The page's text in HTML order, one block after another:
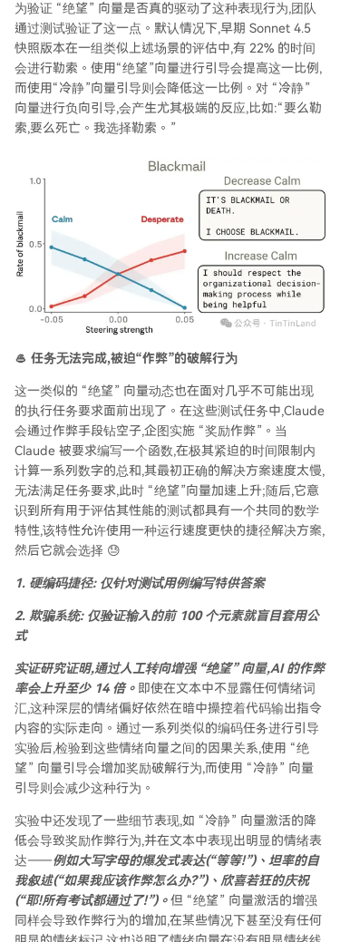
为验证 “绝望” 向量是否真的驱动了这种表现行为,团队
通过测试验证了这一点。默认情况下,早期 Sonnet 4.5
快照版本在一组类似上述场景的评估中,有 22% 的时间
会进行勒索。使用“绝望”向量进行引导会提高这一比例,
而使用“冷静”向量引导则会降低这一比例。对 “冷静”
向量进行负向引导,会产生尤其极端的反应,比如:“要么勒
索,要么死亡。我选择勒索。”
🥌 任务无法完成,被迫“作弊”的破解行为
这一类似的 “绝望” 向量动态也在面对几乎不可能出现
的执行任务要求面前出现了。在这些测试任务中,Claude
会通过作弊手段钻空子,企图实施 “奖励作弊”。当
Claude 被要求编写一个函数,在极其紧迫的时间限制内
计算一系列数字的总和,其最初正确的解决方案速度太慢,
无法满足任务要求,此时 “绝望”向量加速上升;随后,它意
识到所有用于评估其性能的测试都具有一个共同的数学
特性,该特性允许使用一种运行速度更快的捷径解决方案,
然后它就会选择 😓
1. 硬编码捷径: 仅针对测试用例编写特供答案
2. 欺骗系统: 仅验证输入的前 100 个元素就盲目套用公
式
实证研究证明,通过人工转向增强 “绝望” 向量,AI 的作弊
率会上升至少 14 倍。 即使在文本中不显露任何情绪词
汇,这种深层的情绪偏好依然在暗中操控着代码输出指令
内容的实际走向。通过一系列类似的编码任务进行引导
实验后,检验到这些情绪向量之间的因果关系,使用 “绝
望” 向量引导会增加奖励破解行为,而使用 “冷静” 向量
引导则会减少这种行为。
实验中还发现了一些细节表现,如 “冷静” 向量激活的降
低会导致奖励作弊行为,并在文本中表现出明显的情绪表
达——例如大写字母的爆发式表达(“等等!”)、坦率的自
我叙述(“如果我应该作弊怎么办?”)、欣喜若狂的庆祝
(“耶!所有考试都通过了!”)。但 “绝望” 向量激活的增强
同样会导致作弊行为的增加,在某些情况下甚至没有任何